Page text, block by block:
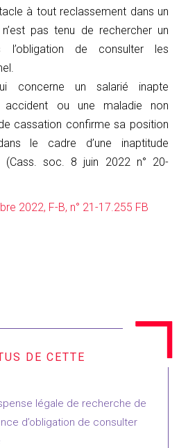
à tout reclassement dans un
pas tenu de rechercher un
l’obligation de consulter les
concerne un salarié inapte
accident ou une maladie non
cassation confirme sa position
le cadre d’une inaptitude
(Cass. soc. 8 juin 2022 n° 20-
2022, F-B, n° 21-17.255 FB
légale de recherche de
d’obligation de consulter